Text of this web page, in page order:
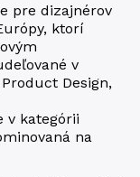
pre dizajnérov
ktorí
v
Design,
v kategórii
na